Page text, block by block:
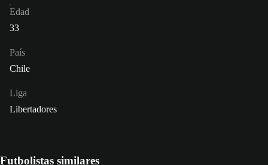
Edad
33
País
Chile
Liga
Libertadores
Futbolistas similares